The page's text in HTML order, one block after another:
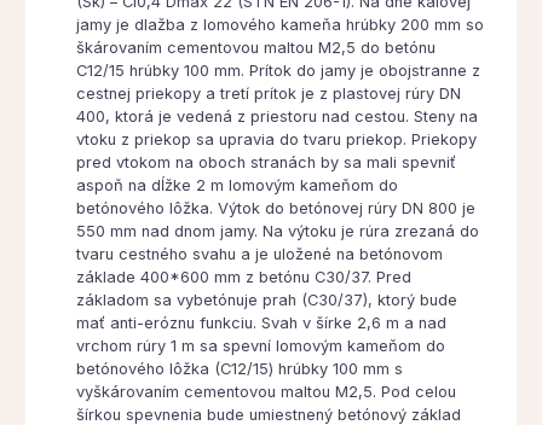
jamy je dlažba z lomového kameňa hrúbky 200 mm so
škárovaním cementovou maltou M2,5 do betónu
C12/15 hrúbky 100 mm. Prítok do jamy je obojstranne z
cestnej priekopy a tretí prítok je z plastovej rúry DN
400, ktorá je vedená z priestoru nad cestou. Steny na
vtoku z priekop sa upravia do tvaru priekop. Priekopy
pred vtokom na oboch stranách by sa mali spevniť
aspoň na dĺžke 2 m lomovým kameňom do
betónového lôžka. Výtok do betónovej rúry DN 800 je
550 mm nad dnom jamy. Na výtoku je rúra zrezaná do
tvaru cestného svahu a je uložené na betónovom
základe 400*600 mm z betónu C30/37. Pred
základom sa vybetónuje prah (C30/37), ktorý bude
mať anti-eróznu funkciu. Svah v šírke 2,6 m a nad
vrchom rúry 1 m sa spevní lomovým kameňom do
betónového lôžka (C12/15) hrúbky 100 mm s
vyškárovaním cementovou maltou M2,5. Pod celou
šírkou spevnenia bude umiestnený betónový základ